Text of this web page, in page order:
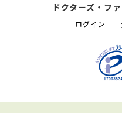
ドクターズ・フ
ログイン